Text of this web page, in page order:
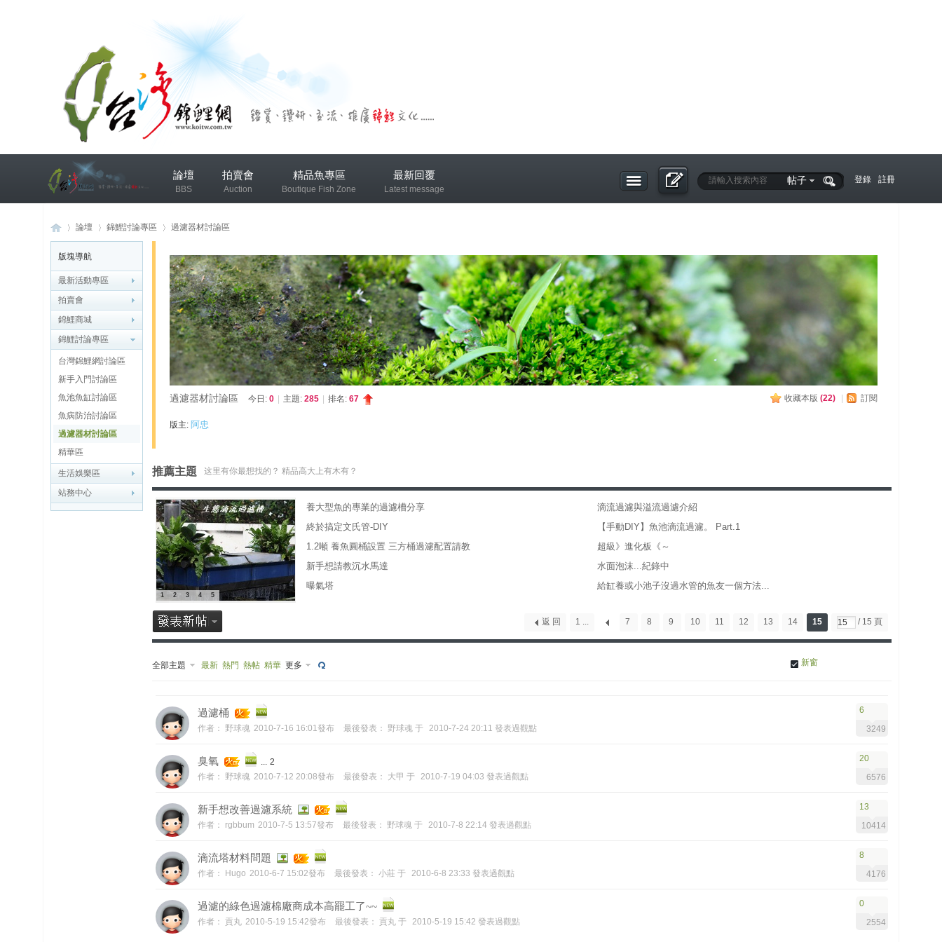
論壇
BBS
拍賣會
Auction
精品魚專區
Boutique Fish Zone
最新回覆
Latest message
錦鯉協會專區
登錄 註冊
帖子
»
論壇 錦鯉討論專區 過濾器材討論區
版塊導航
最新活動專區
拍賣會
錦鯉商城
錦鯉討論專區
台灣錦鯉網討論區
新手入門討論區
魚池魚缸討論區
魚病防治討論區
過濾器材討論區
精華區
生活娛樂區
站務中心
收藏本版 (22) 訂閱
過濾器材討論區 今日: 0 主題: 285 排名: 67
版主: 阿忠
推薦主題 这里有你最想找的？ 精品高大上有木有？
1 2 3 4 5
養大型魚的專業的過濾槽分享
滴流過濾與溢流過濾介紹
終於搞定文氏管-DIY
【手動DIY】魚池滴流過濾。 Part.1
1.2噸 養魚圓桶設置 三方桶過濾配置請教
超級》進化板《～
新手想請教沉水馬達
水面泡沫...紀錄中
曝氣塔
給缸養或小池子沒過水管的魚友一個方法...
1 ... 7 8 9 10 11 12 13 14 15 / 15 頁
返 回
全部主題 最新 熱門 熱帖 精華 更多 新窗
過濾桶
作者： 野球魂 2010-7-16 16:01發布 最後發表： 野球魂 于 2010-7-24 20:11 發表過觀點
6
3249
臭氧 ... 2
作者： 野球魂 2010-7-12 20:08發布 最後發表： 大甲 于 2010-7-19 04:03 發表過觀點
20
6576
新手想改善過濾系統
作者： rgbbum 2010-7-5 13:57發布 最後發表： 野球魂 于 2010-7-8 22:14 發表過觀點
13
10414
滴流塔材料問題
作者： Hugo 2010-6-7 15:02發布 最後發表： 小莊 于 2010-6-8 23:33 發表過觀點
8
4176
過濾的綠色過濾棉廠商成本高罷工了~~
作者： 貢丸 2010-5-19 15:42發布 最後發表： 貢丸 于 2010-5-19 15:42 發表過觀點
0
2554